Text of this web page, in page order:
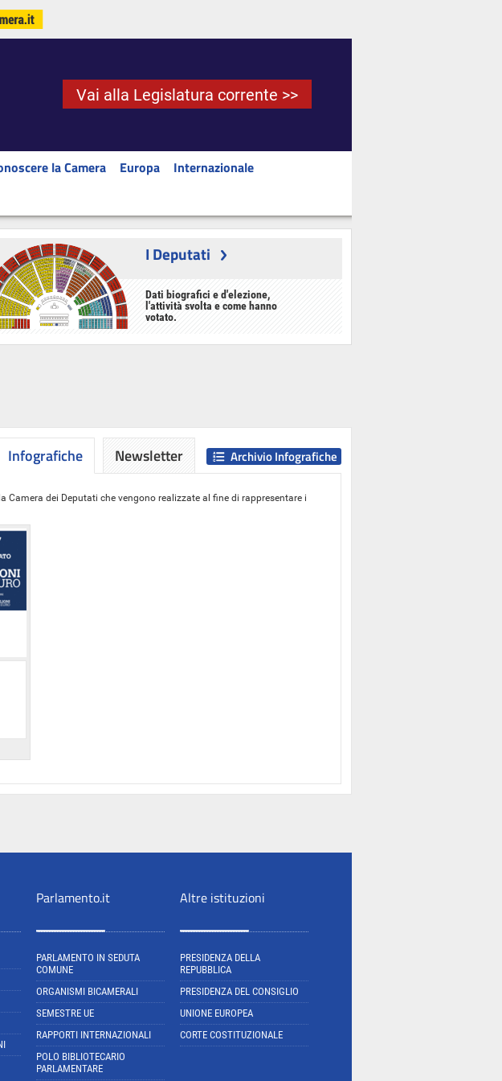
Vai alla Legislatura corrente >>
la Camera Europa
Internazionale
I Deputati
Dati biografici e d'elezione,
l'attività svolta e come hanno
votato.
Infografiche
dei Deputati che vengono realizzate al fine di rappresentare i
Archivio Infografiche
Newsletter
Parlamento.it
PARLAMENTO IN SEDUTA
COMUNE
ORGANISMI BICAMERALI
SEMESTRE UE
RAPPORTI INTERNAZIONALI
POLO BIBLIOTECARIO
PARLAMENTARE
Altre istituzioni
PRESIDENZA DELLA
REPUBBLICA
PRESIDENZA DEL CONSIGLIO
UNIONE EUROPEA
CORTE COSTITUZIONALE